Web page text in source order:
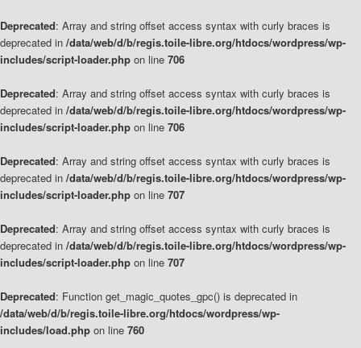
Deprecated: Array and string offset access syntax with curly braces is
deprecated in /data/web/d/b/regis.toile-libre.org/htdocs/wordpress/wp-
includes/script-loader.php on line 706
Deprecated: Array and string offset access syntax with curly braces is
deprecated in /data/web/d/b/regis.toile-libre.org/htdocs/wordpress/wp-
includes/script-loader.php on line 706
Deprecated: Array and string offset access syntax with curly braces is
deprecated in /data/web/d/b/regis.toile-libre.org/htdocs/wordpress/wp-
includes/script-loader.php on line 707
Deprecated: Array and string offset access syntax with curly braces is
deprecated in /data/web/d/b/regis.toile-libre.org/htdocs/wordpress/wp-
includes/script-loader.php on line 707
Deprecated: Function get_magic_quotes_gpc() is deprecated in
/data/web/d/b/regis.toile-libre.org/htdocs/wordpress/wp-
includes/load.php on line 760